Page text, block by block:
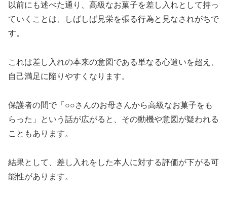
以前にも述べた通り、高級なお菓子を差し入れとして持っ
ていくことは、しばしば見栄を張る行為と見なされがちで
す。
これは差し入れの本来の意図である単なる心遣いを超え、
自己満足に陥りやすくなります。
保護者の間で「○○さんのお母さんから高級なお菓子をも
らった」という話が広がると、その動機や意図が疑われる
こともあります。
結果として、差し入れをした本人に対する評価が下がる可
能性があります。